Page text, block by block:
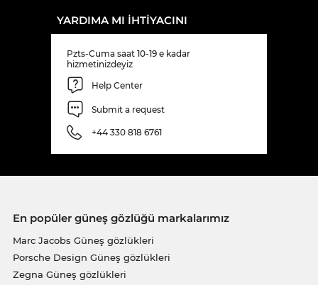
YARDIMA MI IHTIYACINI
Pzts-Cuma saat 10-19 e kadar
hizmetinizdeyiz
Help Center
Submit a request
+44 330 818 6761
En popüler güneş gözlüğü markalarımız
Marc Jacobs Güneş gözlükleri
Porsche Design Güneş gözlükleri
Zegna Güneş gözlükleri